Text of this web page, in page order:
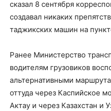
сказал 8 сентября
создавал никаких
таджикских машин на
Ранее Министерство
водителям грузовиков
альтернативными
оттуда через Каспийское
Актау и через Казахстан и